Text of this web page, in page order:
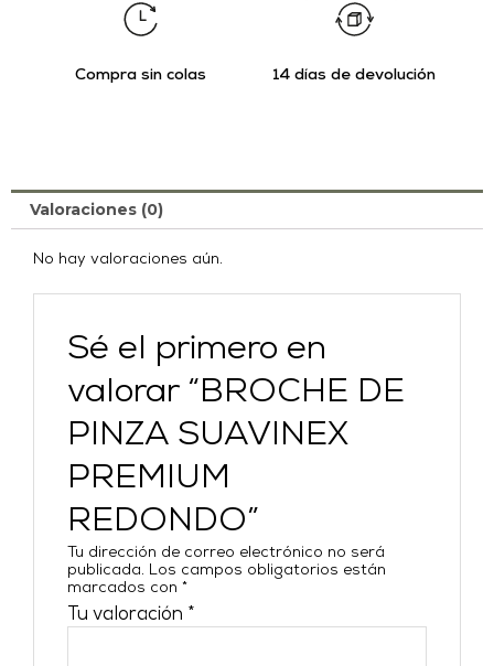
Compra sin colas 14 días de devolución
Valoraciones (0)
No hay valoraciones aún.
Sé el primero en
valorar “BROCHE DE
PINZA SUAVINEX
PREMIUM
REDONDO”
Tu dirección de correo electrónico no será
publicada. Los campos obligatorios están
marcados con*
Tu valoración *